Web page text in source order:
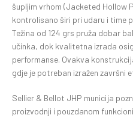
šupljim vrhom (Jacketed Hollow
kontrolisano širi pri udaru i time
Težina od 124 grs pruža dobar
učinka, dok kvalitetna izrada
performanse. Ovakva
gdje je potreban izražen završni
Sellier & Bellot JHP municija
proizvodnji i pouzdanom